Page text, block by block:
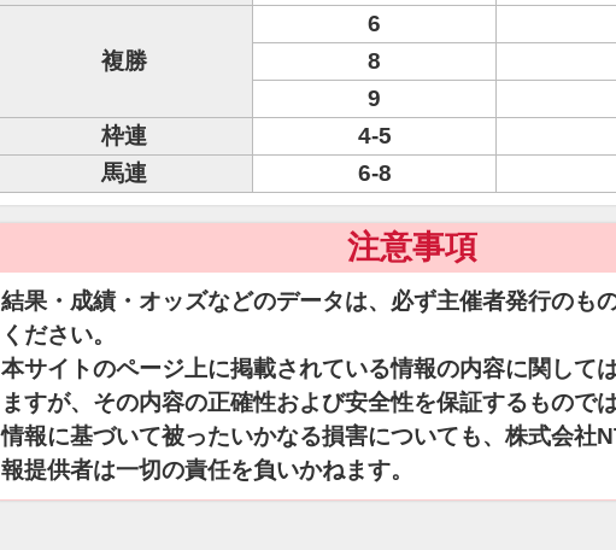
複勝
6
8
9
枠連
4-5
馬連
6-8
注意事項
結果・成績・オッズなどのデータは、必ず主催者発行のも
ください。
本サイトのページ上に掲載されている情報の内容に関して
ますが、その内容の正確性および安全性を保証するもので
情報に基づいて被ったいかなる損害についても、株式会社
報提供者は一切の責任を負いかねます。